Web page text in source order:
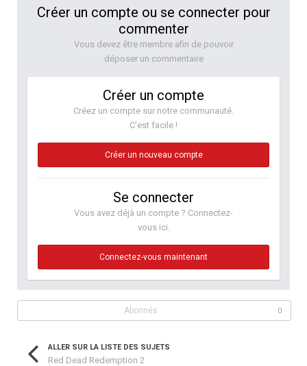
Créer un compte ou se connecter pour
commenter
Vous devez être membre afin de pouvoir
déposer un commentaire
Créer un compte
Créez un compte sur notre communauté.
C’est facile !
Créer un nouveau compte
Se connecter
Vous avez déjà un compte ? Connectez-
vous ici.
Connectez-vous maintenant
Abonnés 0
ALLER SUR LA LISTE DES SUJETS
Red Dead Redemption 2